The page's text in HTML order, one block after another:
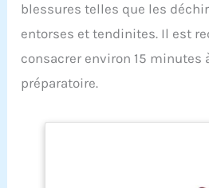
blessures telles que les
entorses et tendinites. Il est
consacrer environ 15 minutes
préparatoire.